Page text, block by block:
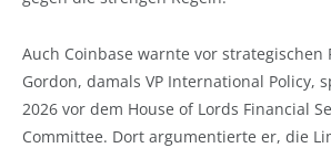
Auch Coinbase warnte vor strategischen
Gordon, damals VP International Policy,
2026 vor dem House of Lords Financial
Committee. Dort argumentierte er, die